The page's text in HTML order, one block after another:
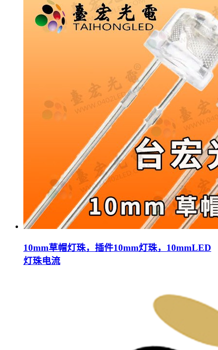
10mm草帽灯珠，插件10mm灯珠，10mmLED
灯珠电流